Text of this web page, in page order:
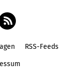
RSS-Feeds